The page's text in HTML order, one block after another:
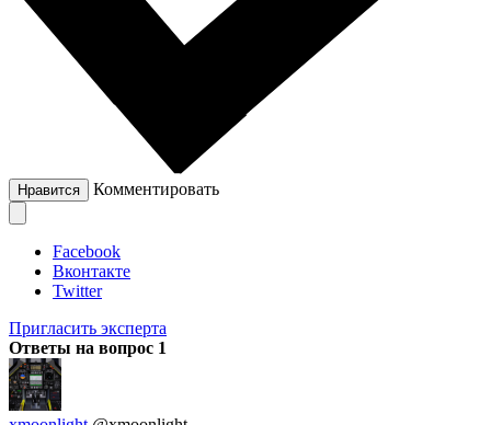
Нравится Комментировать
Facebook
Вконтакте
Twitter
Пригласить эксперта
Ответы на вопрос 1